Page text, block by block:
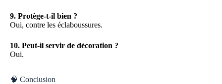
9. Protège-t-il bien ?
Oui, contre les éclaboussures.
10. Peut-il servir de décoration ?
Oui.
🧠 Conclusion